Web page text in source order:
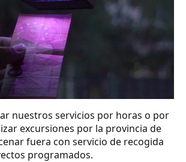
nuestros servicios por horas o por
excursiones por la provincia de
fuera con servicio de recogida
programados.